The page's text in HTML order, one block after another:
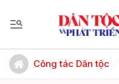
Công tác Dân tộc
Gửi bình luận